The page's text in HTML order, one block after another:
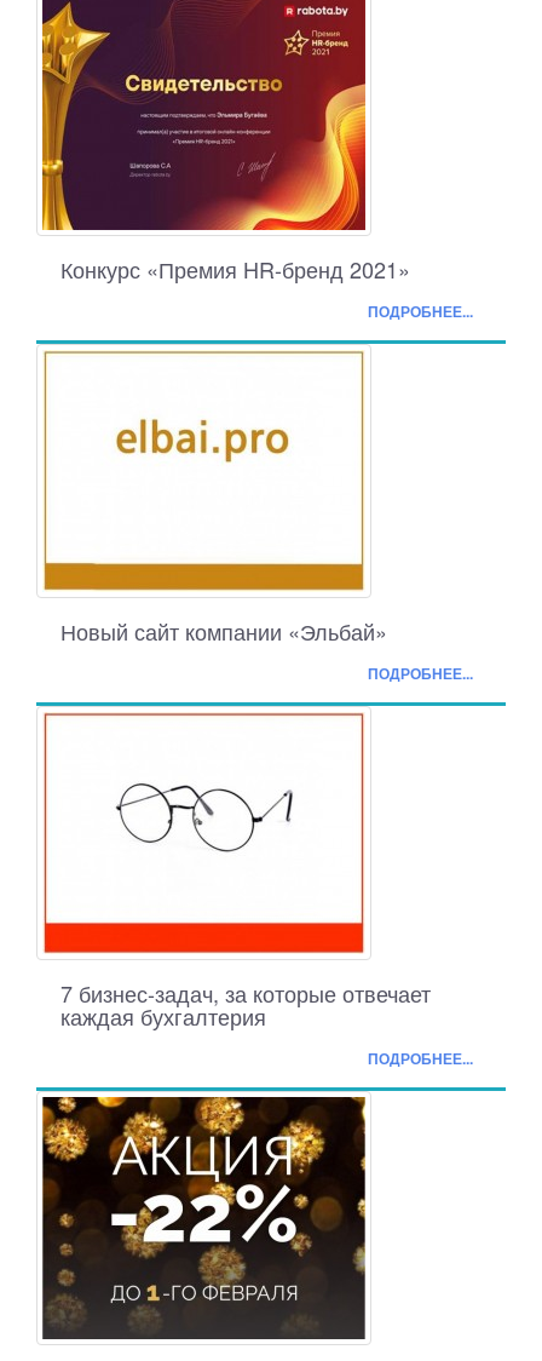
Конкурс «Премия HR-бренд 2021»
ПОДРОБНЕЕ...
Новый сайт компании «Эльбай»
ПОДРОБНЕЕ...
7 бизнес-задач, за которые отвечает
каждая бухгалтерия
ПОДРОБНЕЕ...